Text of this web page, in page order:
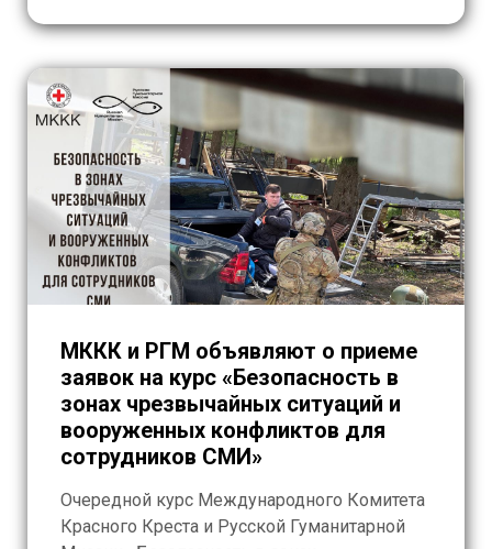
МККК и РГМ объявляют о приеме
заявок на курс «Безопасность в
зонах чрезвычайных ситуаций и
вооруженных конфликтов для
сотрудников СМИ»
Очередной курс Международного Комитета
Красного Креста и Русской Гуманитарной